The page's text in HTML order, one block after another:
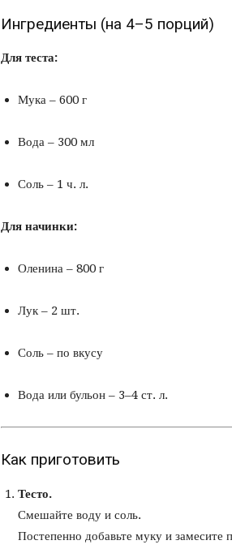
Ингредиенты (на 4–5 порций)
Для теста:
Мука – 600 г
Вода – 300 мл
Соль – 1 ч. л.
Для начинки:
Оленина – 800 г
Лук – 2 шт.
Соль – по вкусу
Вода или бульон – 3–4 ст. л.
Как приготовить
Тесто.
Смешайте воду и соль.
Постепенно добавьте муку и замесите